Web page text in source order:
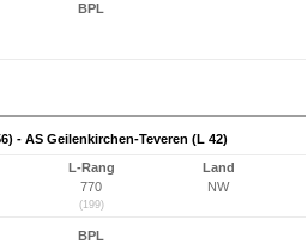
BPL
- AS Geilenkirchen-Teveren (L 42)
L-Rang
770
(199)
Land
NW
BPL